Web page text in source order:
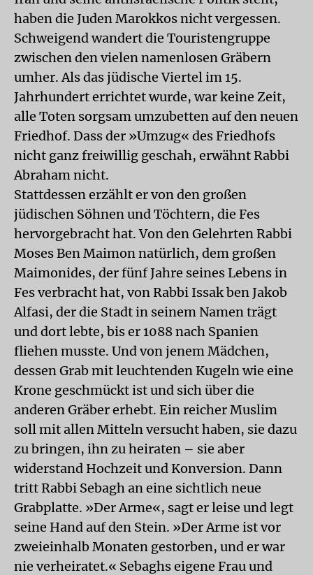
haben die Juden Marokkos nicht vergessen.
Schweigend wandert die Touristengruppe
zwischen den vielen namenlosen Gräbern
umher. Als das jüdische Viertel im 15.
Jahrhundert errichtet wurde, war keine Zeit,
alle Toten sorgsam umzubetten auf den neuen
Friedhof. Dass der »Umzug« des Friedhofs
nicht ganz freiwillig geschah, erwähnt Rabbi
Abraham nicht.
Stattdessen erzählt er von den großen
jüdischen Söhnen und Töchtern, die Fes
hervorgebracht hat. Von den Gelehrten Rabbi
Moses Ben Maimon natürlich, dem großen
Maimonides, der fünf Jahre seines Lebens in
Fes verbracht hat, von Rabbi Issak ben Jakob
Alfasi, der die Stadt in seinem Namen trägt
und dort lebte, bis er 1088 nach Spanien
fliehen musste. Und von jenem Mädchen,
dessen Grab mit leuchtenden Kugeln wie eine
Krone geschmückt ist und sich über die
anderen Gräber erhebt. Ein reicher Muslim
soll mit allen Mitteln versucht haben, sie dazu
zu bringen, ihn zu heiraten – sie aber
widerstand Hochzeit und Konversion. Dann
tritt Rabbi Sebagh an eine sichtlich neue
Grabplatte. »Der Arme«, sagt er leise und legt
seine Hand auf den Stein. »Der Arme ist vor
zweieinhalb Monaten gestorben, und er war
nie verheiratet.« Sebaghs eigene Frau und